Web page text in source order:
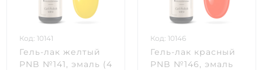
Код: 10141
Гель-лак желтый
PNB №141, эмаль (4
Код: 10146
Гель-лак красный
PNB №146, эмаль